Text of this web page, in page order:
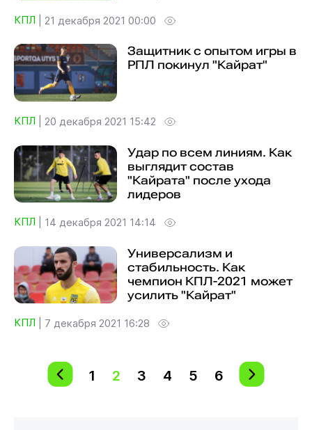
КПЛ 21 декабря 2021 00:00
Защитник с опытом игры в
РПЛ покинул "Кайрат"
КПЛ 20 декабря 2021 15:42
Удар по всем линиям. Как
выглядит состав
"Кайрата" после ухода
лидеров
КПЛ 14 декабря 2021 14:14
Универсализм и
стабильность. Как
чемпион КПЛ-2021 может
усилить "Кайрат"
КПЛ 7 декабря 2021 16:28
1 2 3 4 5 6